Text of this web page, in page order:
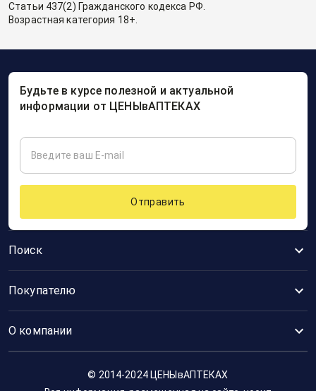
Статьи 437(2) Гражданского кодекса РФ.
Возрастная категория 18+.
Поиск
Покупателю
О компании
Будьте в курсе полезной и актуальной
информации от ЦЕНЫвАПТЕКАХ
Отправить
© 2014-2024 ЦЕНЫвАПТЕКАХ